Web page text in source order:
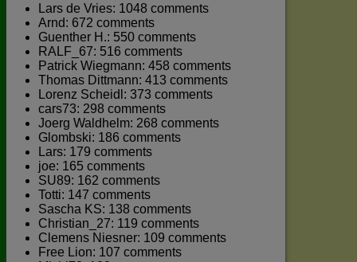
Lars de Vries: 1048 comments
Arnd: 672 comments
Guenther H.: 550 comments
RALF_67: 516 comments
Patrick Wiegmann: 458 comments
Thomas Dittmann: 413 comments
Lorenz Scheidl: 373 comments
cars73: 298 comments
Joerg Waldhelm: 268 comments
Glombski: 186 comments
Lars: 179 comments
joe: 165 comments
SU89: 162 comments
Totti: 147 comments
Sascha KS: 138 comments
Christian_27: 119 comments
Clemens Niesner: 109 comments
Free Lion: 107 comments